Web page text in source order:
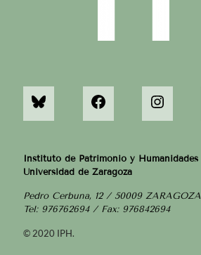
Instituto de Patrimonio y Humanidades
Universidad de Zaragoza
Pedro Cerbuna, 12 / 50009 ZARAGOZA
Tel: 976762694 / Fax: 976842694
© 2020 IPH.